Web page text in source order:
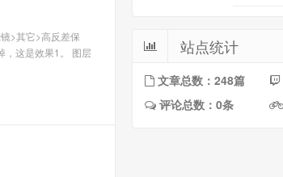
>其它>高反差保
，这是效果1。 图层
站点统计
文章总数：248篇
评论总数：0条